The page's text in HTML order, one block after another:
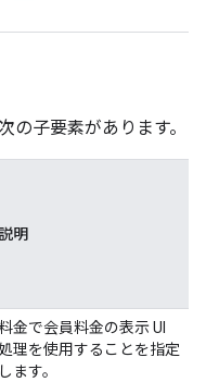
の子要素があります。
説明
金で会員料金の表示 UI
理を使用することを指定
します。